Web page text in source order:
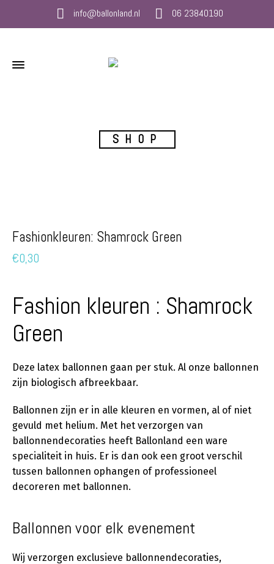
info@ballonland.nl 06 23840190
SHOP
Fashionkleuren: Shamrock Green
€0,30
Fashion kleuren : Shamrock
Green
Deze latex ballonnen gaan per stuk. Al onze ballonnen
zijn biologisch afbreekbaar.
Ballonnen zijn er in alle kleuren en vormen, al of niet
gevuld met helium. Met het verzorgen van
ballonnendecoraties heeft Ballonland een ware
specialiteit in huis. Er is dan ook een groot verschil
tussen ballonnen ophangen of professioneel
decoreren met ballonnen.
Ballonnen voor elk evenement
Wij verzorgen exclusieve ballonnendecoraties,